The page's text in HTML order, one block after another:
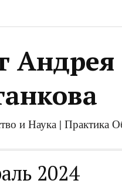
Андрея
и Наука | Практика
2024